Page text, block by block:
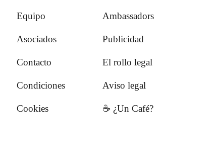
Equipo Ambassadors
Asociados Publicidad
Contacto El rollo legal
Condiciones Aviso legal
Cookies ☕️ ¿Un Café?